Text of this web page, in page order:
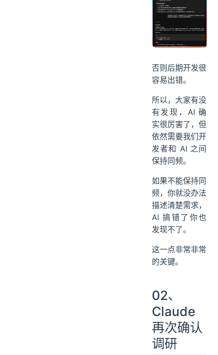
否则后期开发很
容易出错。
所以，大家有没
有发现，AI 确
实很厉害了，但
依然需要我们开
发者和 AI 之间
保持同频。
如果不能保持同
频，你就没办法
描述清楚需求，
AI 搞错了你也
发现不了。
这一点非常非常
的关键。
02、
Claude
再次确认
调研